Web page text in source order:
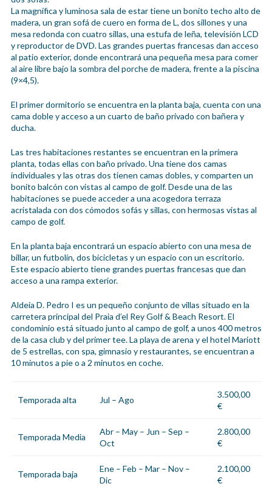
La magnífica y luminosa sala de estar tiene un bonito techo alto de
madera, un gran sofá de cuero en forma de L, dos sillones y una
mesa redonda con cuatro sillas, una estufa de leña, televisión LCD
y reproductor de DVD. Las grandes puertas francesas dan acceso
al patio exterior, donde encontrará una pequeña mesa para comer
al aire libre bajo la sombra del porche de madera, frente a la piscina
(9×4,5).
El primer dormitorio se encuentra en la planta baja, cuenta con una
cama doble y acceso a un cuarto de baño privado con bañera y
ducha.
Las tres habitaciones restantes se encuentran en la primera
planta, todas ellas con baño privado. Una tiene dos camas
individuales y las otras dos tienen camas dobles, y comparten un
bonito balcón con vistas al campo de golf. Desde una de las
habitaciones se puede acceder a una acogedora terraza
acristalada con dos cómodos sofás y sillas, con hermosas vistas al
campo de golf.
En la planta baja encontrará un espacio abierto con una mesa de
billar, un futbolín, dos bicicletas y un espacio con un escritorio.
Este espacio abierto tiene grandes puertas francesas que dan
acceso a una rampa exterior.
Aldeia D. Pedro I es un pequeño conjunto de villas situado en la
carretera principal del Praia d’el Rey Golf & Beach Resort. El
condominio está situado junto al campo de golf, a unos 400 metros
de la casa club y del primer tee. La playa de arena y el hotel Mariott
de 5 estrellas, con spa, gimnasio y restaurantes, se encuentran a
10 minutos a pie o a 2 minutos en coche.
Temporada alta Jul – Ago
3.500,00
€
Temporada Media
Abr – May – Jun – Sep –
Oct
2.800,00
€
Temporada baja
Ene – Feb – Mar – Nov –
Dic
2.100,00
€